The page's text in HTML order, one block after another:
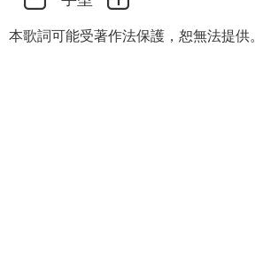
本歌詞可能受著作法保護，恕無法提供。